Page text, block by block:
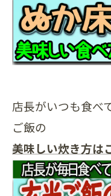
店長がいつも食べ
ご飯の
美味しい炊き方は